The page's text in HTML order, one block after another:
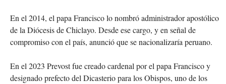
En el 2014, el papa Francisco lo nombró administrador apostólico
de la Diócesis de Chiclayo. Desde ese cargo, y en señal de
compromiso con el país, anunció que se nacionalizaría peruano.
En el 2023 Prevost fue creado cardenal por el papa Francisco y
designado prefecto del Dicasterio para los Obispos, uno de los